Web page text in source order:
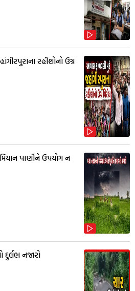
રહીશોનો ઉગ્ર
પાણીને ઉપયોગ ન
દુર્લભ નજારો